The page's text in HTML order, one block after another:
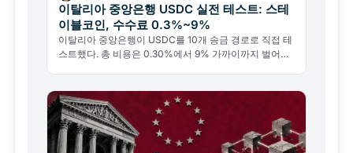
이탈리아 중앙은행 USDC 실전 테스트: 스테
이블코인, 수수료 0.3%~9%
이탈리아 중앙은행이 USDC를 10개 송금 경로로 직접 테
스트했다. 총 비용은 0.30%에서 9% 가까이까지 벌어졌